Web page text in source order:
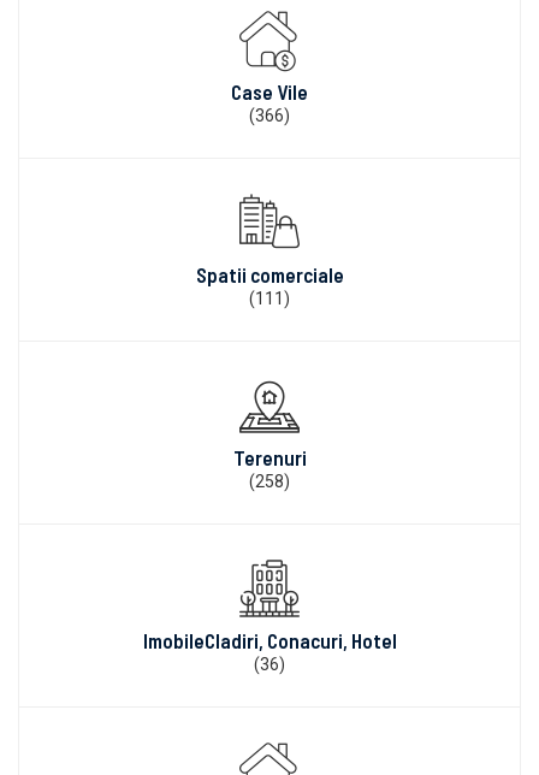
Case Vile
(366)
Spatii comerciale
(111)
Terenuri
(258)
ImobileCladiri, Conacuri, Hotel
(36)